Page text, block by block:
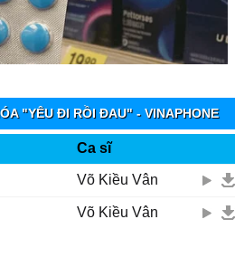
"YÊU ĐI RỒI ĐAU" - VINAPHONE
Ca sĩ
Võ Kiều Vân
Võ Kiều Vân